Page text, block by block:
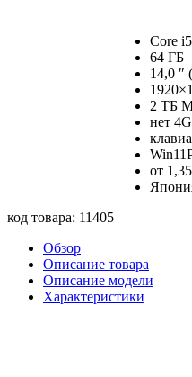
Core i5
64 ГБ
14,0 ″
2 ТБ
нет
от
код товара: 11405
Обзор
Описание товара
Описание модели
Характеристики